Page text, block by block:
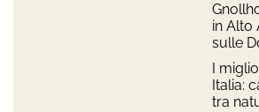
in Alto
sulle
I
Italia:
tra